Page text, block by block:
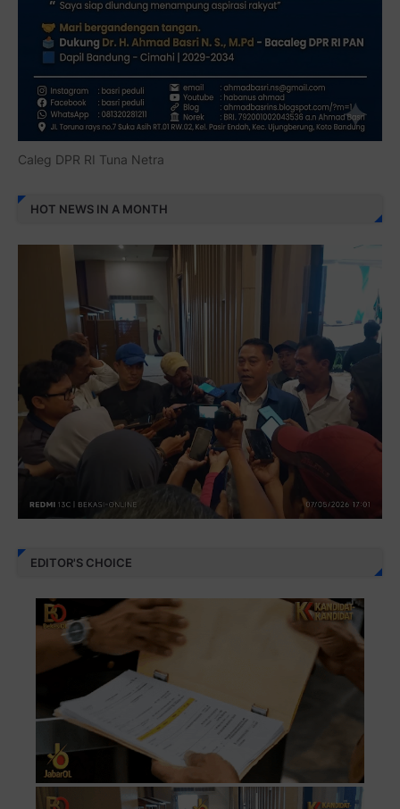
Caleg DPR RI Tuna Netra
HOT NEWS IN A MONTH
EDITOR'S CHOICE